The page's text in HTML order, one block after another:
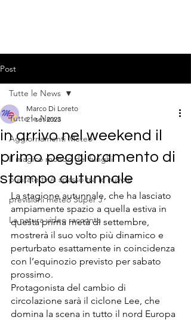
Post
Tutte le News
Aggiornamenti Meteo
Il magico mondo dei funghi
puntate tv A spasso tra le nuvole
previsioni meteo Super J
La natura video racconta
Tutte le News
in arrivo nel weekend il
primo peggioramento di
stampo autunnale
Marco Di Loreto
21 set 2023
La stagione autunnale, che ha lasciato
ampiamente spazio a quella estiva in
questa prima metà di settembre,
mostrerà il suo volto più dinamico e
perturbato esattamente in coincidenza
con l’equinozio previsto per sabato
prossimo.
Protagonista del cambio di
circolazione sarà il ciclone Lee, che
domina la scena in tutto il nord Europa